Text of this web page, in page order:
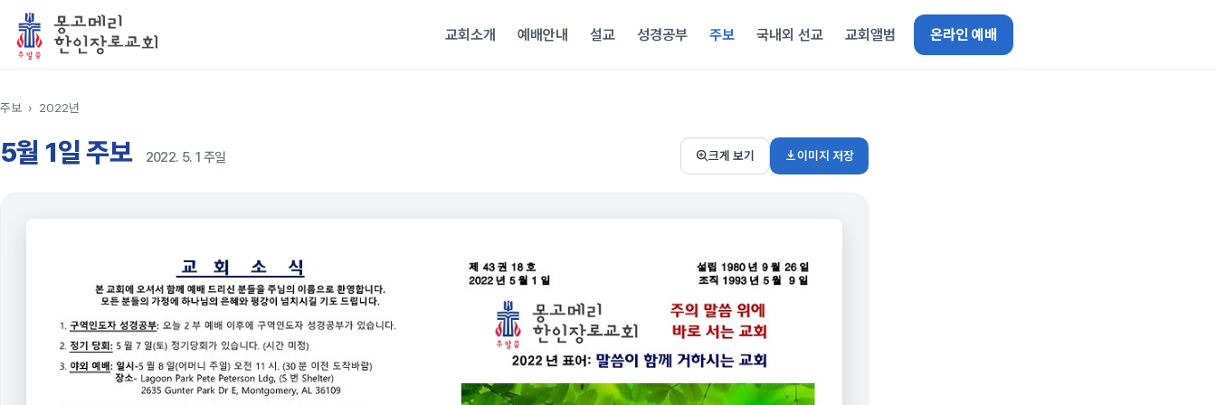
교회소개 예배안내 설교 성경공부 주보 국내외 선교 교회앨범 온라인 예배
주보 › 2022년
5월 1일 주보 2022. 5. 1 주일 크게 보기 이미지 저장